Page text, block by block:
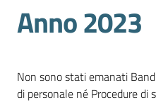
e
Statistica
Anno 2023
Non sono stati emanati
di personale né Procedure di